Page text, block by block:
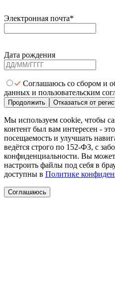
Электронная почта*
Дата рождения
Соглашаюсь со сбором и
данных и пользовательским
Продолжить Отказаться от
Мы используем cookie, чтобы
контент был вам интересен -
посещаемость и улучшать
ведётся строго по 152-ФЗ, с
конфиденциальности. Вы
настроить файлы под себя в
доступны в Политике
Соглашаюсь